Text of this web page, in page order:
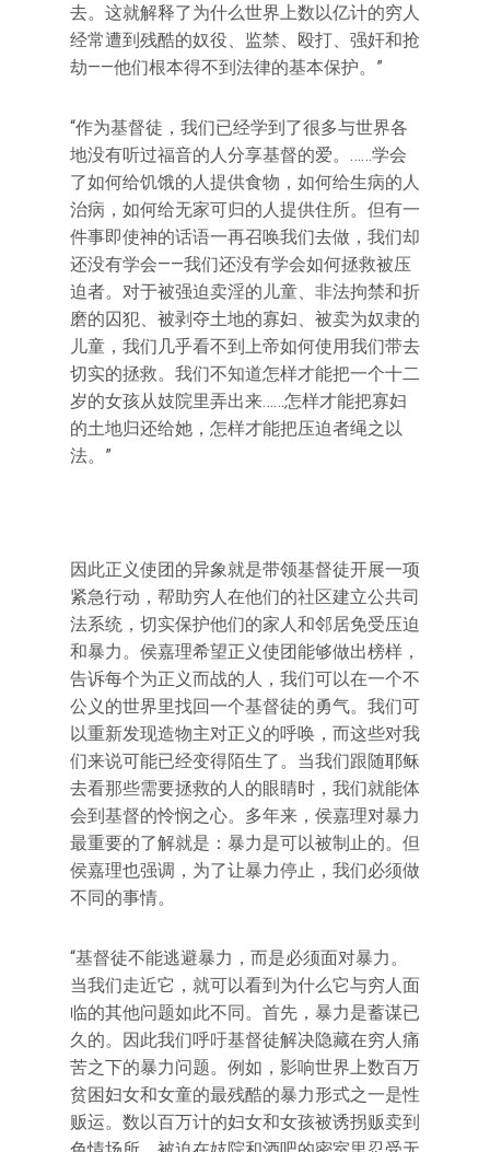
去。这就解释了为什么世界上数以亿计的穷人
经常遭到残酷的奴役、监禁、殴打、强奸和抢
劫——他们根本得不到法律的基本保护。”
“作为基督徒，我们已经学到了很多与世界各
地没有听过福音的人分享基督的爱。……学会
了如何给饥饿的人提供食物，如何给生病的人
治病，如何给无家可归的人提供住所。但有一
件事即使神的话语一再召唤我们去做，我们却
还没有学会——我们还没有学会如何拯救被压
迫者。对于被强迫卖淫的儿童、非法拘禁和折
磨的囚犯、被剥夺土地的寡妇、被卖为奴隶的
儿童，我们几乎看不到上帝如何使用我们带去
切实的拯救。我们不知道怎样才能把一个十二
岁的女孩从妓院里弄出来……怎样才能把寡妇
的土地归还给她，怎样才能把压迫者绳之以
法。”
因此正义使团的异象就是带领基督徒开展一项
紧急行动，帮助穷人在他们的社区建立公共司
法系统，切实保护他们的家人和邻居免受压迫
和暴力。侯嘉理希望正义使团能够做出榜样，
告诉每个为正义而战的人，我们可以在一个不
公义的世界里找回一个基督徒的勇气。我们可
以重新发现造物主对正义的呼唤，而这些对我
们来说可能已经变得陌生了。当我们跟随耶稣
去看那些需要拯救的人的眼睛时，我们就能体
会到基督的怜悯之心。多年来，侯嘉理对暴力
最重要的了解就是：暴力是可以被制止的。但
侯嘉理也强调，为了让暴力停止，我们必须做
不同的事情。
“基督徒不能逃避暴力，而是必须面对暴力。
当我们走近它，就可以看到为什么它与穷人面
临的其他问题如此不同。首先，暴力是蓄谋已
久的。因此我们呼吁基督徒解决隐藏在穷人痛
苦之下的暴力问题。例如，影响世界上数百万
贫困妇女和女童的最残酷的暴力形式之一是性
贩运。数以百万计的妇女和女孩被诱拐贩卖到